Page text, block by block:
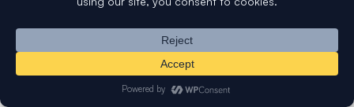
Además, consulte este artículo para aprender a
comercializar sus campañas de correo electrónicoa
aquellos que se han puesto en contacto con usted en el